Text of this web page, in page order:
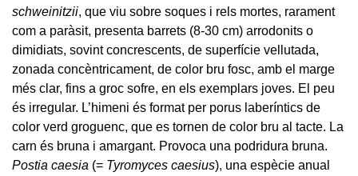
schweinitzii, que viu sobre soques i rels mortes, rarament
com a paràsit, presenta barrets (8-30 cm) arrodonits o
dimidiats, sovint concrescents, de superfície vellutada,
zonada concèntricament, de color bru fosc, amb el marge
més clar, fins a groc sofre, en els exemplars joves. El peu
és irregular. L’himeni és format per porus laberíntics de
color verd groguenc, que es tornen de color bru al tacte. La
carn és bruna i amargant. Provoca una podridura bruna.
Postia caesia (= Tyromyces caesius), una espècie anual